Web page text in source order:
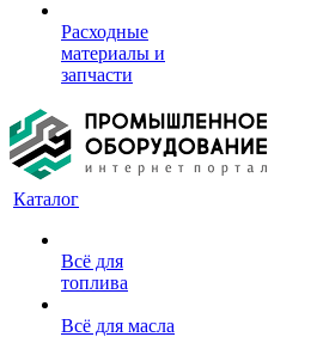
Расходные
материалы и
запчасти
Каталог
Всё для
топлива
Всё для масла